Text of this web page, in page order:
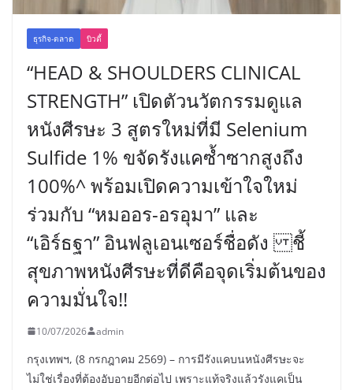
ธุรกิจ-ตลาด บิวตี้
“HEAD & SHOULDERS CLINICAL
STRENGTH” เปิดตัวนวัตกรรมดูแล
หนังศีรษะ 3 สูตรใหม่ที่มี Selenium
Sulfide 1% ขจัดรังแคซ้ำซากสูงถึง
100%^ พร้อมเปิดความเข้าใจใหม่
ร่วมกับ “หมออร-อรอุมา” และ
“เอิร์ธฐา” อินฟลูเอนเซอร์ชื่อดัง ชี้
สุขภาพหนังศีรษะที่ดีคือจุดเริ่มต้นของ
ความมั่นใจ!!
10/07/2026 admin
กรุงเทพฯ, (8 กรกฎาคม 2569) – การมีรังแคบนหนังศีรษะจะ
ไม่ใช่เรื่องที่ต้องอับอายอีกต่อไป เพราะแท้จริงแล้วรังแคเป็น